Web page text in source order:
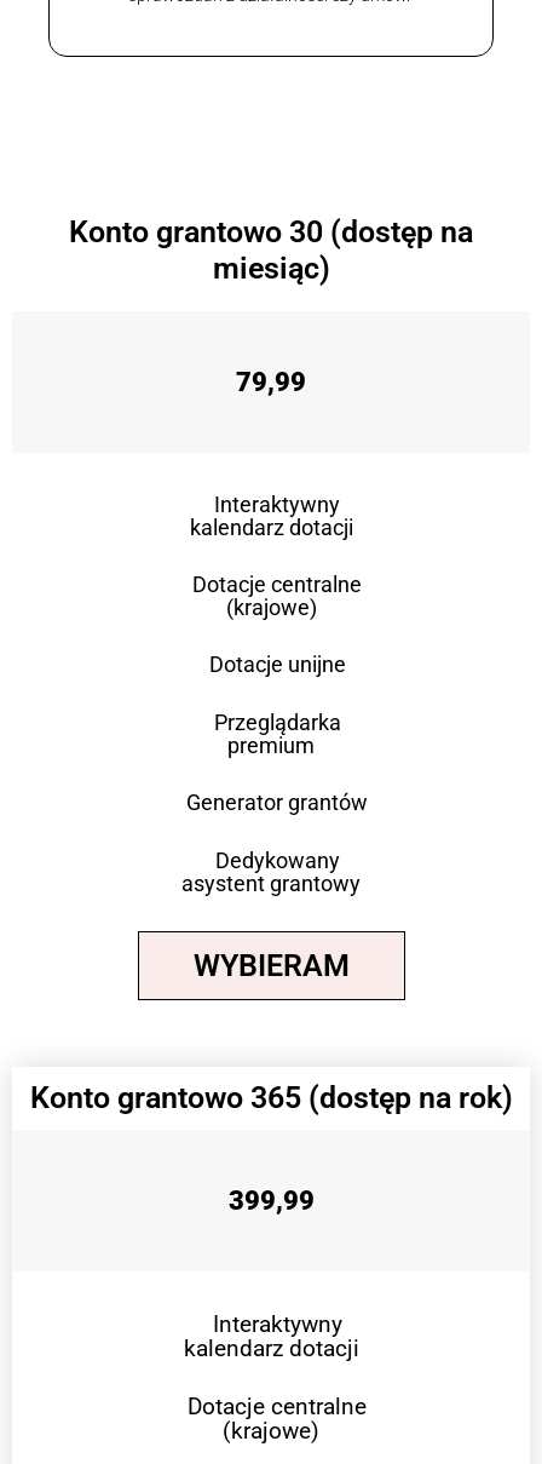
Konto grantowo 30 (dostęp na
miesiąc)
79,99
Interaktywny
kalendarz dotacji
Dotacje centralne
(krajowe)
Dotacje unijne
Przeglądarka
premium
Generator grantów
Dedykowany
asystent grantowy
WYBIERAM
Konto grantowo 365 (dostęp na rok)
399,99
Interaktywny
kalendarz dotacji
Dotacje centralne
(krajowe)